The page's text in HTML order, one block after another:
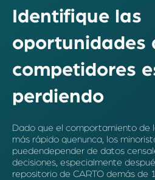
Identifique las
oportunidades
competidores
perdiendo
Dado que el comportamiento de
más rápido quenunca, los
puedendepender de datos
decisiones, especialmente
repositorio de CARTO demás de